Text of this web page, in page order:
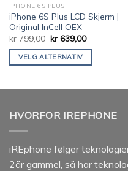
IPHONE 6S PLUS
iPhone 6S Plus LCD Skjerm |
Original InCell OEX
kr799,00 kr639,00
VELG ALTERNATIV
HVORFOR IREPHONE
iREphone følger
2år gammel, så har